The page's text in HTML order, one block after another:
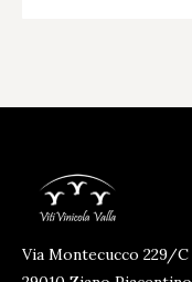
Via Montecucco 229/C